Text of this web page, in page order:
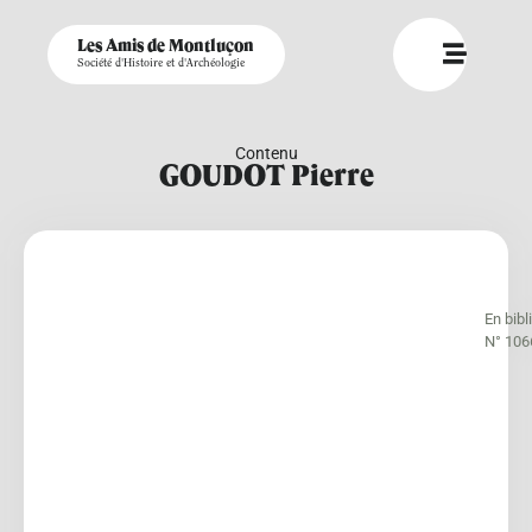
Les Amis de Montluçon
Société d'Histoire et d'Archéologie
Contenu
GOUDOT Pierre
En
N°